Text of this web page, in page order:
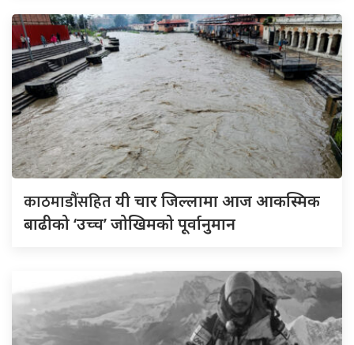
काठमाडौंसहितयी चार जिल्लामा आज आकस्मिक
बाढीको ‘उच्च’ जोखिमको पूर्वानुमान